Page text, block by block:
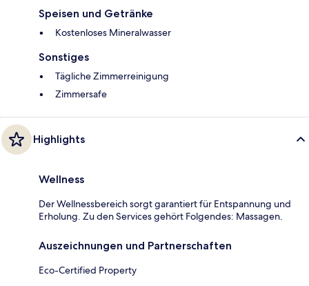
Speisen und Getränke
Kostenloses Mineralwasser
Sonstiges
Tägliche Zimmerreinigung
Zimmersafe
Highlights
Wellness
Der Wellnessbereich sorgt garantiert für Entspannung und
Erholung. Zu den Services gehört Folgendes: Massagen.
Auszeichnungen und Partnerschaften
Eco-Certified Property